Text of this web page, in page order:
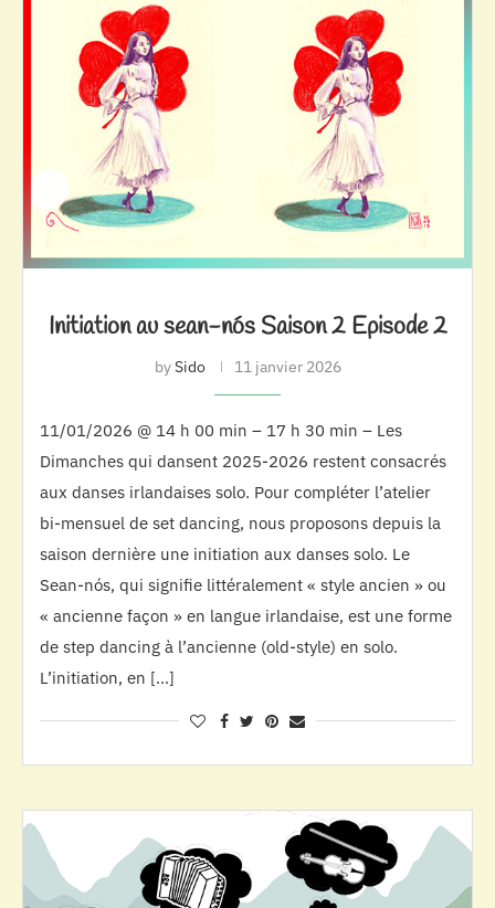
Initiation au sean-nós Saison 2 Episode 2
bySido 11 janvier 2026
11/01/2026 @ 14 h 00 min – 17 h 30 min – Les
Dimanches qui dansent 2025-2026 restent consacrés
aux danses irlandaises solo. Pour compléter l’atelier
bi-mensuel de set dancing, nous proposons depuis la
saison dernière une initiation aux danses solo. Le
Sean-nós, qui signifie littéralement « style ancien » ou
« ancienne façon » en langue irlandaise, est une forme
de step dancing à l’ancienne (old-style) en solo.
L’initiation, en […]